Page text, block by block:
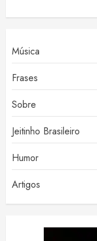
Música
Frases
Sobre
Jeitinho Brasileiro
Humor
Artigos